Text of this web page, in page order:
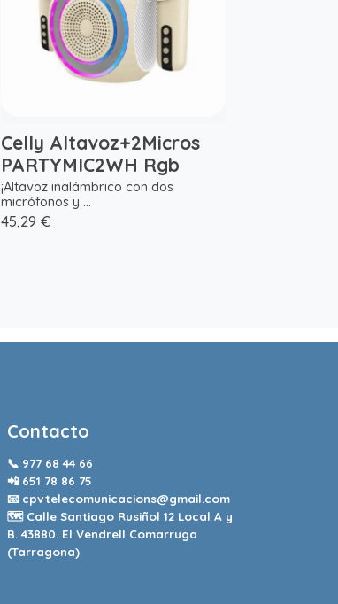
Celly Altavoz+2Micros
PARTYMIC2WH Rgb
¡Altavoz inalámbrico con dos
micrófonos y ...
45,29 €
Contacto
📞 977 68 44 66
📲 651 78 86 75
📧 cpvtelecomunicacions@gmail.com
🗺️ Calle Santiago Rusiñol 12 Local A y
B. 43880. El Vendrell Comarruga
(Tarragona)